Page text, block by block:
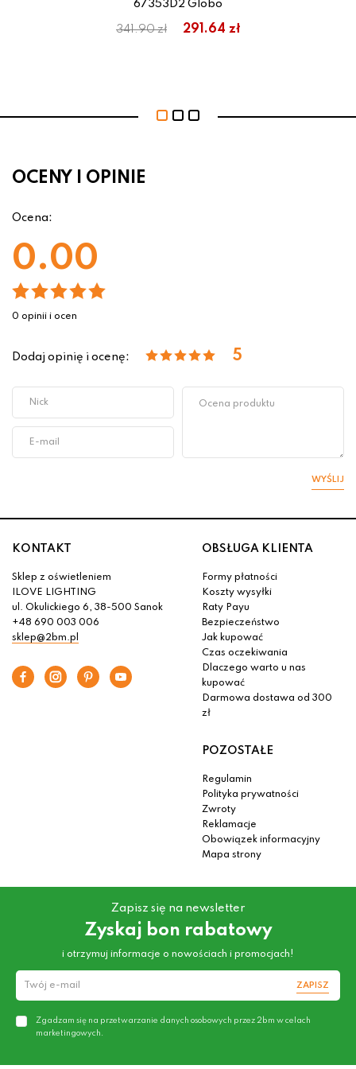
67353D2 Globo
341.90 zł 291.64 zł
OCENY I OPINIE
Ocena:
0.00
0 opinii i ocen
Dodaj opinię i ocenę: 5
WYŚLIJ
KONTAKT
Sklep z oświetleniem
ILOVE LIGHTING
ul. Okulickiego 6, 38-500 Sanok
+48 690 003 006
sklep@2bm.pl
OBSŁUGA KLIENTA
Formy płatności
Koszty wysyłki
Raty Payu
Bezpieczeństwo
Jak kupować
Czas oczekiwania
Dlaczego warto u nas
kupować
Darmowa dostawa od 300
zł
POZOSTAŁE
Regulamin
Polityka prywatności
Zwroty
Reklamacje
Obowiązek informacyjny
Mapa strony
Zapisz się na newsletter
Zyskaj bon rabatowy
i otrzymuj informacje o nowościach i promocjach!
ZAPISZ
Zgadzam się na przetwarzanie danych osobowych przez 2bm w celach
marketingowych.